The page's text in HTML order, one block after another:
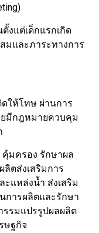
งแต่เด็กแรกเกิด
มและภาระทางการ
ให้โทษ ผ่านการ
มีกฎหมายควบคุม
คุ้มครอง รักษาผล
ตส่งเสริมการ
ะแหล่งน้ำ ส่งเสริม
การผลิตและรักษา
รรมแปรรูปผลผลิต
ษฐกิจ